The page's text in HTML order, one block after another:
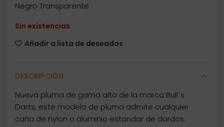
Negro Transparente
Sin existencias
Añadir a lista de deseados
DESCRIPCIÓN
Nueva pluma de gama alta de la marca Bull´s
Darts, este modelo de pluma admite cualquier
caña de nylon o aluminio estandar de dardos.